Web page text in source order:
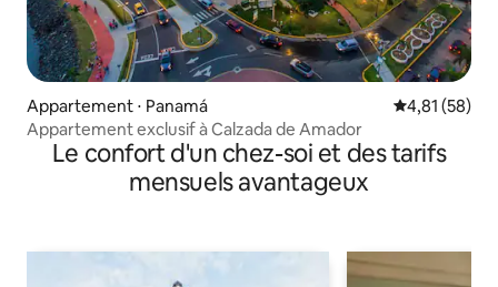
Appartement ⋅ Panamá Évaluation
4,81 (58)
Appartement exclusif à Calzada de Amador
Le confort d'un chez-soi et des tarifs
mensuels avantageux